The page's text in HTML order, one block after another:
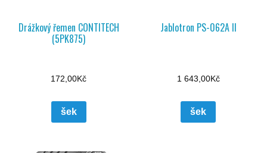
Drážkový řemen CONTITECH
(5PK875)
172,00Kč
šek
Jablotron PS-062A II
1 643,00Kč
šek